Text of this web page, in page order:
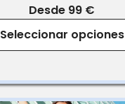
Desde 99 €
Seleccionar opciones